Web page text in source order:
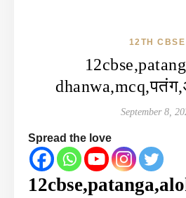
12TH CBSE
September 8,
Spread the love